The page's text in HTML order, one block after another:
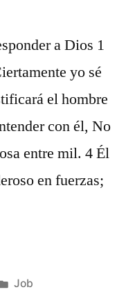
a Dios 1
yo sé
el hombre
con él, No
entre mil. 4 Él
en fuerzas;
Posted
Job